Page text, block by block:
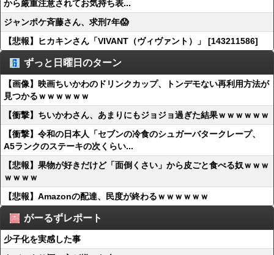
から厳重注意されてお気持ち表...
ジャンポケ斉藤さん、求刑7年😱
【悲報】ヒカキンさん「VIVANT（ヴィヴァント）」 [143211586]
ずっと日曜日のターン
【画像】映画ちいかわのドリンクカップ、トンデモない再利用方法が
見つかるｗｗｗｗｗｗ
【衝撃】ちいかわさん、あまりにもジョジョ過ぎた結果ｗｗｗｗｗｗ
【衝撃】令和の日本人「セブンの冷食のシュガーバタークレープ、
A5ランクのステーキの次くらい...
【悲報】果物が好きだけど「面倒くさい」から皮ごと食べる奴ｗｗｗ
ｗｗｗｗ
【悲報】Amazonの配達、民度が終わるｗｗｗｗｗｗ
がーるずレポート
少子化を実感した事